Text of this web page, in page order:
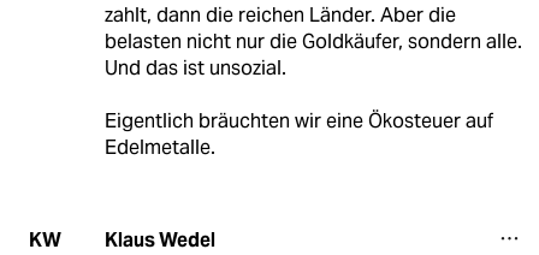
zahlt, dann die reichen Länder. Aber die
belasten nicht nur die Goldkäufer, sondern alle.
Und das ist unsozial.
Eigentlich bräuchten wir eine Ökosteuer auf
Edelmetalle.
KW Klaus Wedel